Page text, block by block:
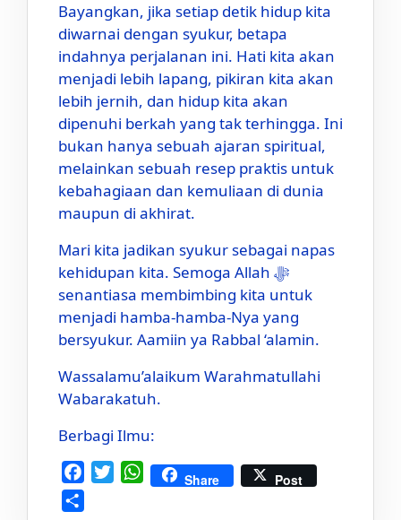
Bayangkan, jika setiap detik hidup kita
diwarnai dengan syukur, betapa
indahnya perjalanan ini. Hati kita akan
menjadi lebih lapang, pikiran kita akan
lebih jernih, dan hidup kita akan
dipenuhi berkah yang tak terhingga. Ini
bukan hanya sebuah ajaran spiritual,
melainkan sebuah resep praktis untuk
kebahagiaan dan kemuliaan di dunia
maupun di akhirat.
Mari kita jadikan syukur sebagai napas
kehidupan kita. Semoga Allah ﷻ
senantiasa membimbing kita untuk
menjadi hamba-hamba-Nya yang
bersyukur. Aamiin ya Rabbal ‘alamin.
Wassalamu’alaikum Warahmatullahi
Wabarakatuh.
Berbagi Ilmu:
Facebook
TwitterWhatsAppShare Post